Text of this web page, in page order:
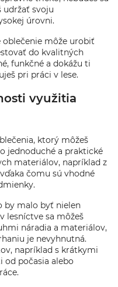
udržať svoju
úrovni.
oblečenie môže urobiť
do kvalitných
funkčné a dokážu ti
pri práci v lese.
využitia
ktorý môžeš
jednoduché a praktické
materiálov, napríklad z
čomu sú vhodné
by malo byť nielen
lesníctve sa môžeš
náradia a materiálov,
je nevyhnutná.
napríklad s krátkymi
od počasia alebo